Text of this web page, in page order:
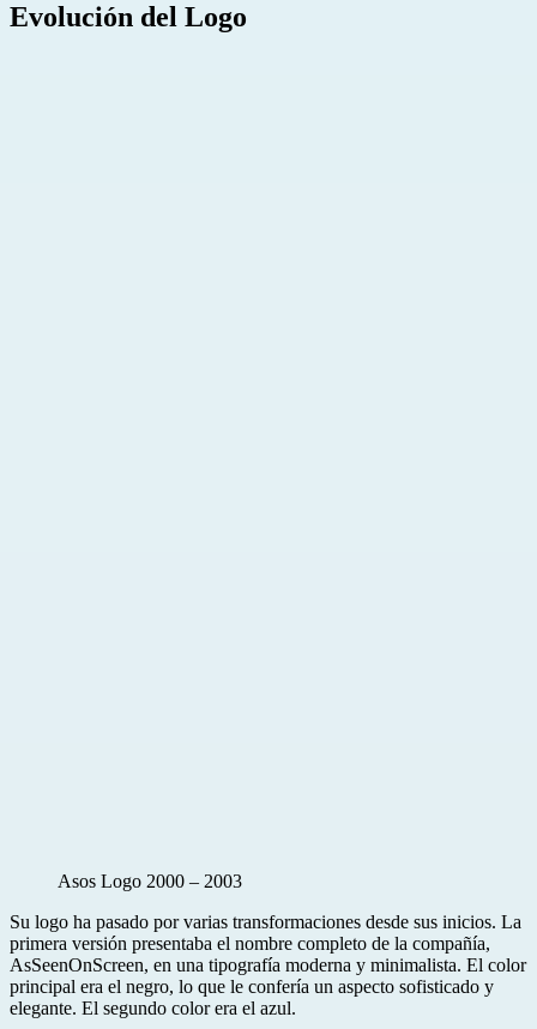
Evolución del Logo
Asos Logo 2000 – 2003
Su logo ha pasado por varias transformaciones desde sus inicios. La
primera versión presentaba el nombre completo de la compañía,
AsSeenOnScreen, en una tipografía moderna y minimalista. El color
principal era el negro, lo que le confería un aspecto sofisticado y
elegante. El segundo color era el azul.